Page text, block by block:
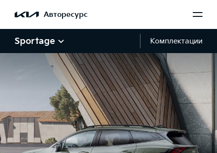
Авторесурс
Sportage Комплектации
Галерея Sportage